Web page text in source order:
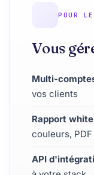
POUR
Vous
Multi-
vos clients
Rapport
couleurs,
API